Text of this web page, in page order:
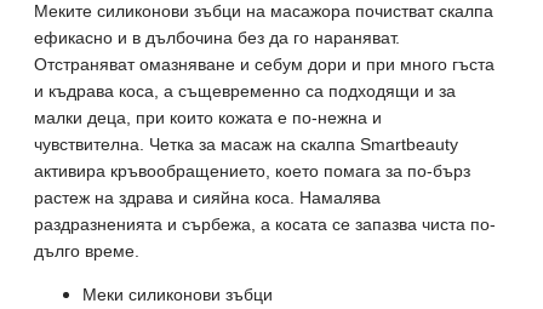
Меките силиконови зъбци на масажора почистват скалпа
ефикасно и в дълбочина без да го нараняват.
Отстраняват омазняване и себум дори и при много гъста
и къдрава коса, а същевременно са подходящи и за
малки деца, при които кожата е по-нежна и
чувствителна. Четка за масаж на скалпа Smartbeauty
активира кръвообращението, което помага за по-бърз
растеж на здрава и сияйна коса. Намалява
раздразненията и сърбежа, а косата се запазва чиста по-
дълго време.
Меки силиконови зъбци